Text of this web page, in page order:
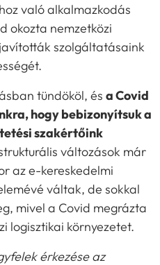
való alkalmazkodás
okozta nemzetközi
szolgáltatásaink
tündököl, és a Covid
hogy bebizonyítsuk a
szakértőink
változások már
az e-kereskedelmi
váltak, de sokkal
mivel a Covid megrázta
logisztikai környezetet.
érkezése az